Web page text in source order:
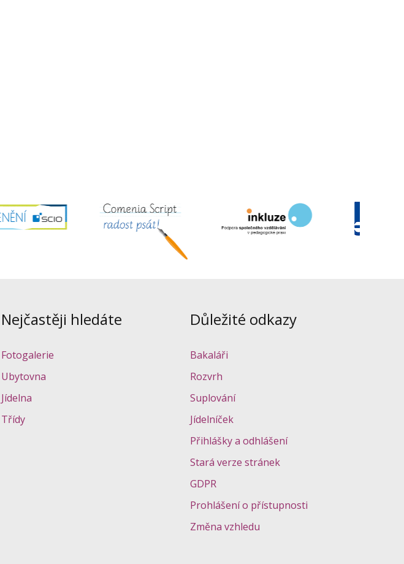
Nejčastěji hledáte
Fotogalerie
Ubytovna
Jídelna
Třídy
Důležité odkazy
Bakaláři
Rozvrh
Suplování
Jídelníček
Přihlášky a odhlášení
Stará verze stránek
GDPR
Prohlášení o přístupnosti
Změna vzhledu